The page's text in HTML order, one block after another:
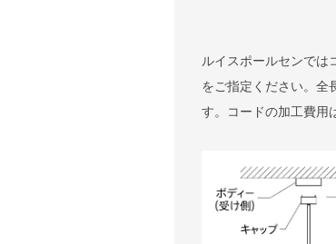
ルイスポールセンでは
をご指定ください。全
す。コードの加工費用